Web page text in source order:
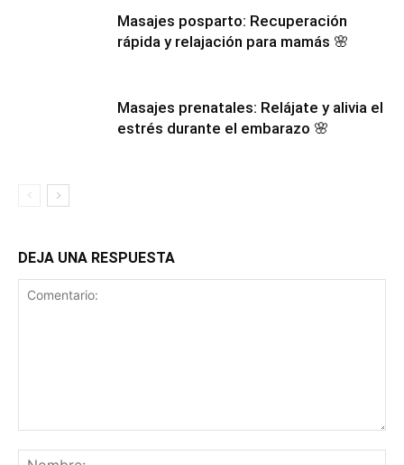
Masajes posparto: Recuperación
rápida y relajación para mamás 🌸
Masajes prenatales: Relájate y alivia el
estrés durante el embarazo 🌸
DEJA UNA RESPUESTA